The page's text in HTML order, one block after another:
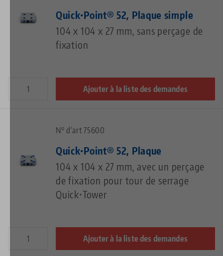
Quick•Point® 52, Plaque simple
104 x 104 x 27 mm, sans perçage de
fixation
Ajouter à la liste des demandes
N° d'art 75600
Quick•Point® 52, Plaque
104 x 104 x 27 mm, avec un perçage
de fixation pour tour de serrage
Quick•Tower
Ajouter à la liste des demandes